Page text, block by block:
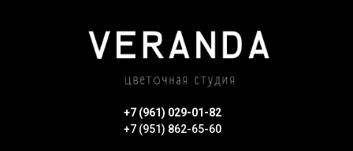
+7 (961) 029-01-82
+7 (951) 862-65-60